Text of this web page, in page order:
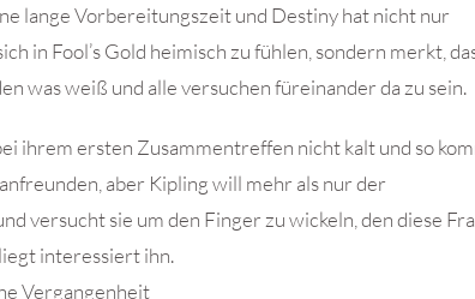
lange Vorbereitungszeit und Destiny hat nicht nur
in Fool’s Gold heimisch zu fühlen, sondern merkt,
was weiß und alle versuchen füreinander da zu sein.
ihrem ersten Zusammentreffen nicht kalt und so
aber Kipling will mehr als nur der
versucht sie um den Finger zu wickeln, den diese
interessiert ihn.
Vergangenheit